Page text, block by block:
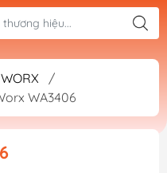
WORX
/
WA3406